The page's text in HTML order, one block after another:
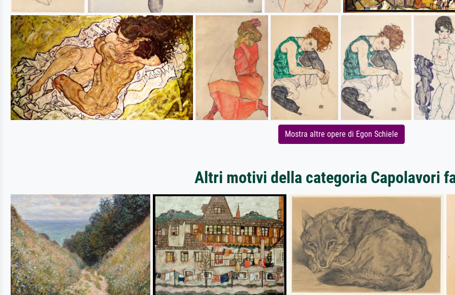
Mostra altre opere di Egon Schiele
Altri motivi della categoria Capolavori